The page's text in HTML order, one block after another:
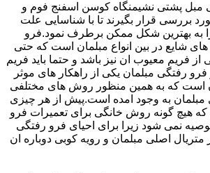
مبل پشتی نشیمنگاه کوسن اسفنج فوم و
بررسی قرار بگیرند تا با شناسایی علت
به بهترین شکل ممکن برطرف نمود.فرو
شایع در بین انواع مبلمان است که حتی
فریم معیوب ان نیز باشد و حتما باید فریم
رفتگی مبلمان یکی از راهکار های موثر
است که به همین منظور روش های مختلفی
مبلمان به وجود امده است.پیش از هر چیزی
که هیچ گونه روش خانگی برای تعمیرات فرو
نمی شود زیرا برای احیای فرو رفتگی
متریال اصلی مبلمان و رویه کوبی دوباره ان